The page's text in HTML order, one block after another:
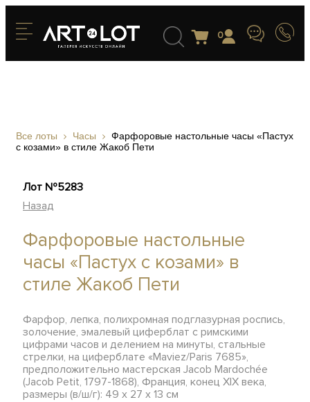
0
Все лоты Часы
Фарфоровые настольные часы «Пастух
с козами» в стиле Жакоб Пети
Лот №5283
Назад
Фарфоровые настольные
часы «Пастух с козами» в
стиле Жакоб Пети
Фарфор, лепка, полихромная подглазурная роспись,
золочение, эмалевый циферблат с римскими
цифрами часов и делением на минуты, стальные
стрелки, на циферблате «Maviez/Paris 7685»,
предположительно мастерская Jacob Mardochée
(Jacob Petit, 1797-1868), Франция, конец XIX века,
размеры (в/ш/г): 49 х 27 х 13 см